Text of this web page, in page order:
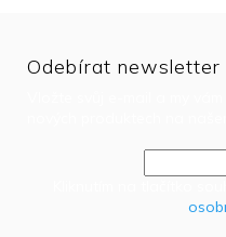
Odebírat newsletter